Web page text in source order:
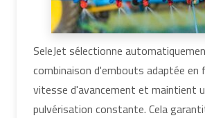
SeleJet sélectionne
combinaison d'embouts adaptée en
vitesse d'avancement et maintient
pulvérisation constante. Cela